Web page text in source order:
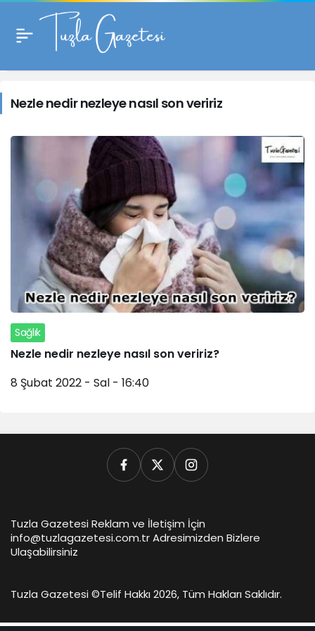
Nezle
nedir
nezleye
nasıl
son
veririz
Haberleri
Nezle nedir nezleye nasıl son veririz
Sağlık
Nezle nedir nezleye nasıl son veririz?
8 Şubat 2022 - Sal - 16:40
Tuzla Gazetesi Reklam ve İletişim İçin
info@tuzlagazetesi.com.tr Adresimizden Bizlere
Ulaşabilirsiniz
Tuzla Gazetesi ©Telif Hakkı 2026, Tüm Hakları Saklıdır.